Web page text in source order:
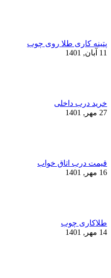
پتینه کاری طلا روی چوب
11 آبان, 1401
خرید درب داخلی
27 مهر, 1401
قیمت درب اتاق خواب
16 مهر, 1401
طلاکاری چوب
14 مهر, 1401